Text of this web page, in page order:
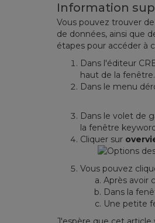
Information
Vous pouvez trouver
de données, ainsi que
étapes pour accéder à
Dans l'éditeur
haut de la fenêtre.
Dans le menu
Dans le volet de
la fenêtre
Cliquer sur
Vous pouvez
Après avoir
Dans la
Une petite